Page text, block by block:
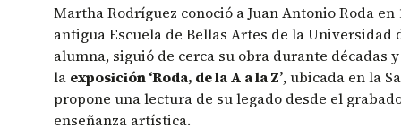
Martha Rodríguez conoció a Juan Antonio Roda en
antigua Escuela de Bellas Artes de la Universidad
alumna, siguió de cerca su obra durante décadas
la exposición ‘Roda, de la A a la Z’, ubicada en la
propone una lectura de su legado desde el
enseñanza artística.